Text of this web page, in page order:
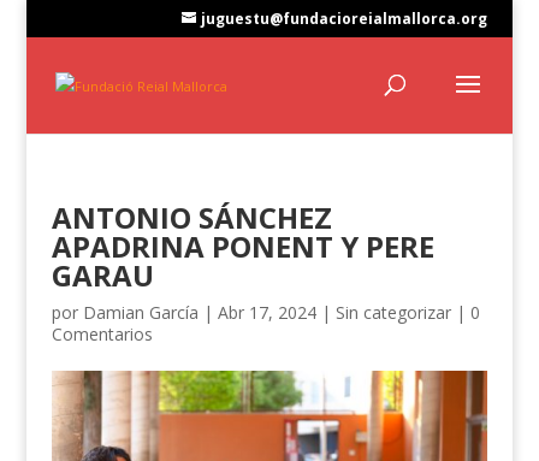
juguestu@fundacioreialmallorca.org
ANTONIO SÁNCHEZ
APADRINA PONENT Y PERE
GARAU
por Damian García | Abr 17, 2024| Sin categorizar| 0
Comentarios